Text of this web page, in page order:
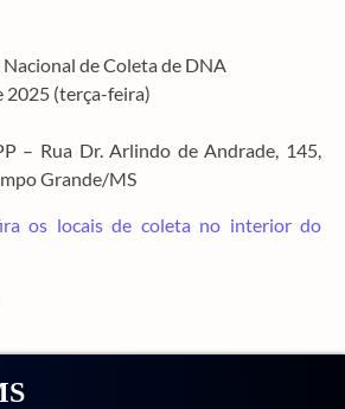
de Coleta de DNA
2025 (terça-feira)
– Rua Dr. Arlindo de Andrade, 145,
Grande/MS
os locais de coleta no interior do